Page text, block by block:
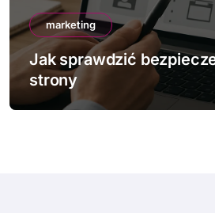
marketing
Jak sprawdzić
strony